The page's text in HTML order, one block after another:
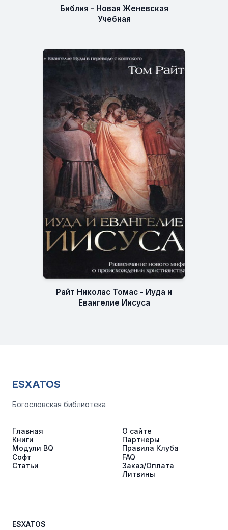
Библия - Новая Женевская
Учебная
Райт Николас Томас - Иуда и
Евангелие Иисуса
ESXATOS
Богословская библиотека
Главная
Книги
Модули BQ
Софт
Статьи
О сайте
Партнеры
Правила Клуба
FAQ
Заказ/Оплата
Литвины
ESXATOS